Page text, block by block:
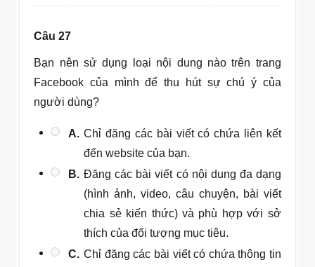
Câu 27
Bạn nên sử dụng loại nội dung nào trên trang
Facebook của mình để thu hút sự chú ý của
người dùng?
A. Chỉ đăng các bài viết có chứa liên kết
đến website của bạn.
B. Đăng các bài viết có nội dung đa dạng
(hình ảnh, video, câu chuyện, bài viết
chia sẻ kiến thức) và phù hợp với sở
thích của đối tượng mục tiêu.
C. Chỉ đăng các bài viết có chứa thông tin